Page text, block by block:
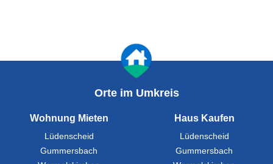
Orte im Umkreis
Wohnung Mieten
Lüdenscheid
Gummersbach
Haus Kaufen
Lüdenscheid
Gummersbach